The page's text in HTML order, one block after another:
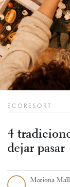
ECORESORT
4
dejar pasar
Mariona